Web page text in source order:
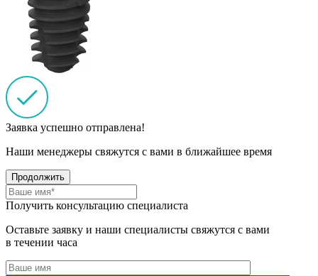
Заявка успешно отправлена!
Наши менеджеры свяжутся с вами в ближайшее время
Продолжить
Получить консультацию специалиста
Оставьте заявку и наши специалисты свяжутся с вами
в течении часа